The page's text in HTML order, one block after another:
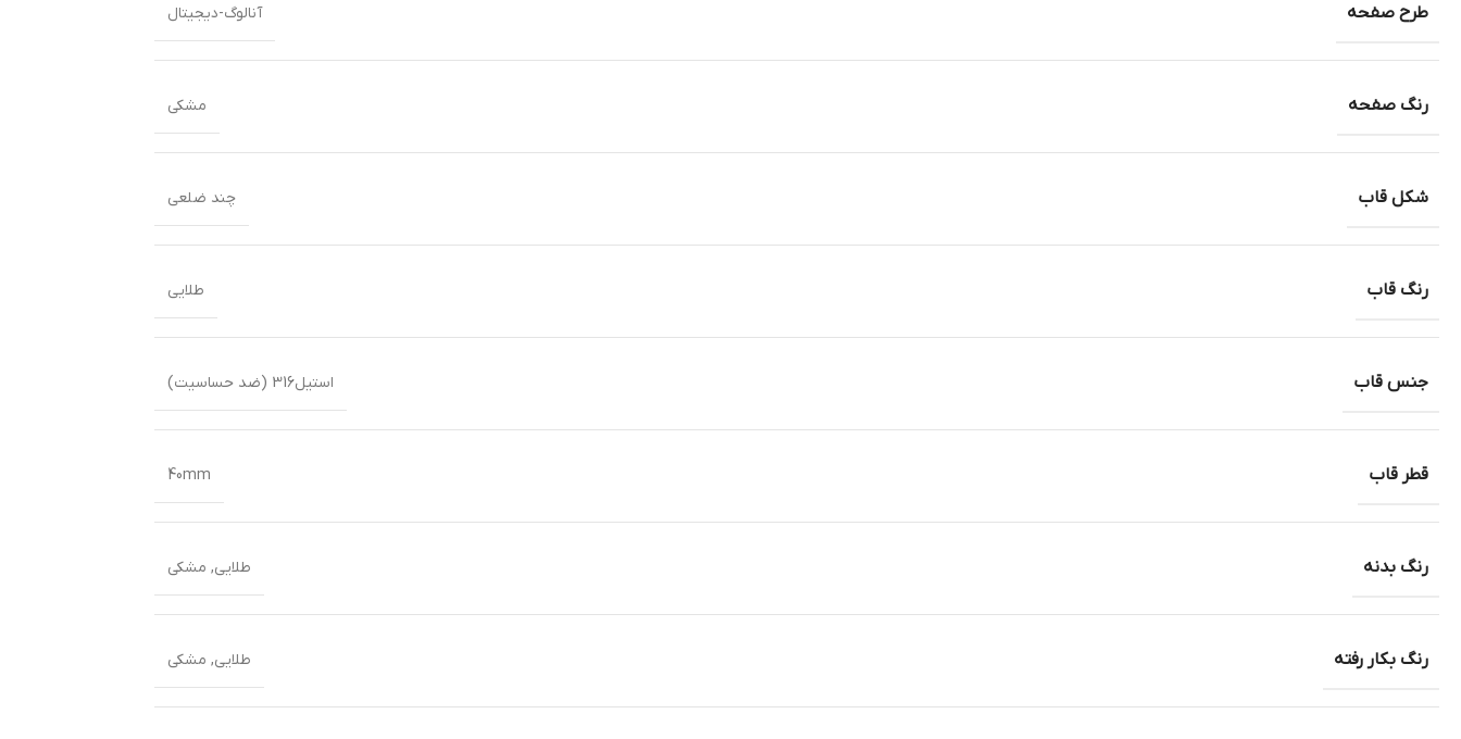
طرح صفحه آنالوگ-دیجیتال
رنگ صفحه مشکی
شکل قاب چند ضلعی
رنگ قاب طلایی
جنس قاب استیل316 (ضد حساسیت)
قطر قاب 40mm
رنگ بدنه طلایی, مشکی
رنگ بکار رفته طلایی, مشکی